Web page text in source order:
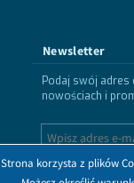
Newsletter
Podaj swój
nowościach i
Strona korzysta z plików